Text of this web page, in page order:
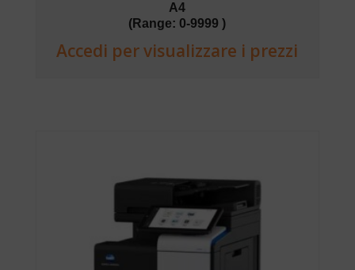
A4
(Range: 0-9999 )
Accedi per visualizzare i prezzi